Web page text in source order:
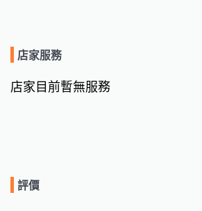
店家服務
店家目前暫無服務
評價